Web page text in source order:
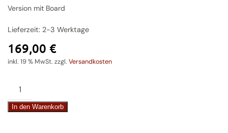
Version mit Board
Lieferzeit: 2-3 Werktage
169,00 €
inkl. 19 % MwSt. zzgl. Versandkosten
SystemoMaps®
Menge
In den Warenkorb